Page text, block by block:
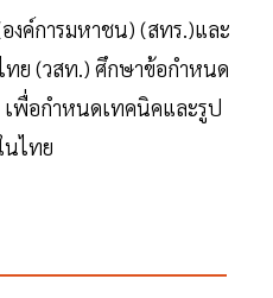
งค์การมหาชน) (สทร.)และ
ทย (วสท.) ศึกษาข้อกำหนด
เพื่อกำหนดเทคนิคและรูป
นไทย